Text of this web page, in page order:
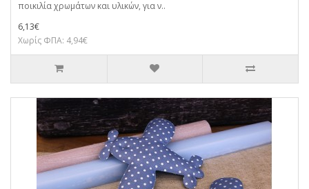
ποικιλία χρωμάτων και υλικών, για ν..
6,13€
Χωρίς ΦΠΑ: 4,94€